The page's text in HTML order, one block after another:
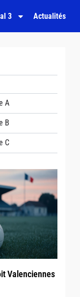
3 Actualités
A
B
C
Valenciennes